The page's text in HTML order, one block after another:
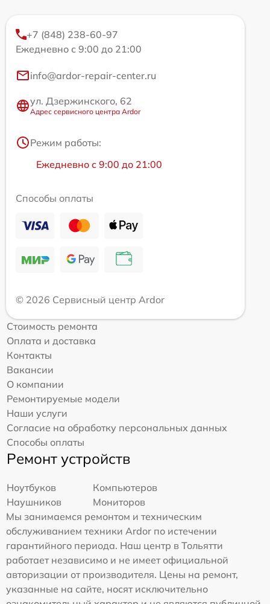
+7 (848) 238-60-97
Ежедневно с 9:00 до 21:00
info@ardor-repair-center.ru
ул. Дзержинского, 62
Адрес сервисного центра Ardor
Режим работы:
Ежедневно с 9:00 до 21:00
Способы оплаты
© 2026 Сервисный центр Ardor
Стоимость ремонта
Оплата и доставка
Контакты
Вакансии
О компании
Ремонтируемые модели
Наши услуги
Согласие на обработку персональных данных
Способы оплаты
Ремонт устройств
Ноутбуков
Компьютеров
Наушников
Мониторов
Мы занимаемся ремонтом и техническим
обслуживанием техники Ardor по истечении
гарантийного периода. Наш центр в Тольятти
работает независимо и не имеет официальной
авторизации от производителя. Цены на ремонт,
указанные на сайте, носят исключительно